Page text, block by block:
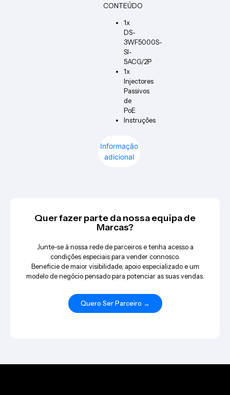
Informação
adicional
CONTEÚDO
1x
DS-
3WF5000S-
SI-
5ACG/2P
1x
Injectores
Passivos
de
PoE
Instruções
Quer fazer parte da nossa equipa de
Marcas?
Junte-se à nossa rede de parceiros e tenha acesso a
condições especiais para vender connosco.
Beneficie de maior visibilidade, apoio especializado e um
modelo de negócio pensado para potenciar as suas vendas.
Quero Ser Parceiro →